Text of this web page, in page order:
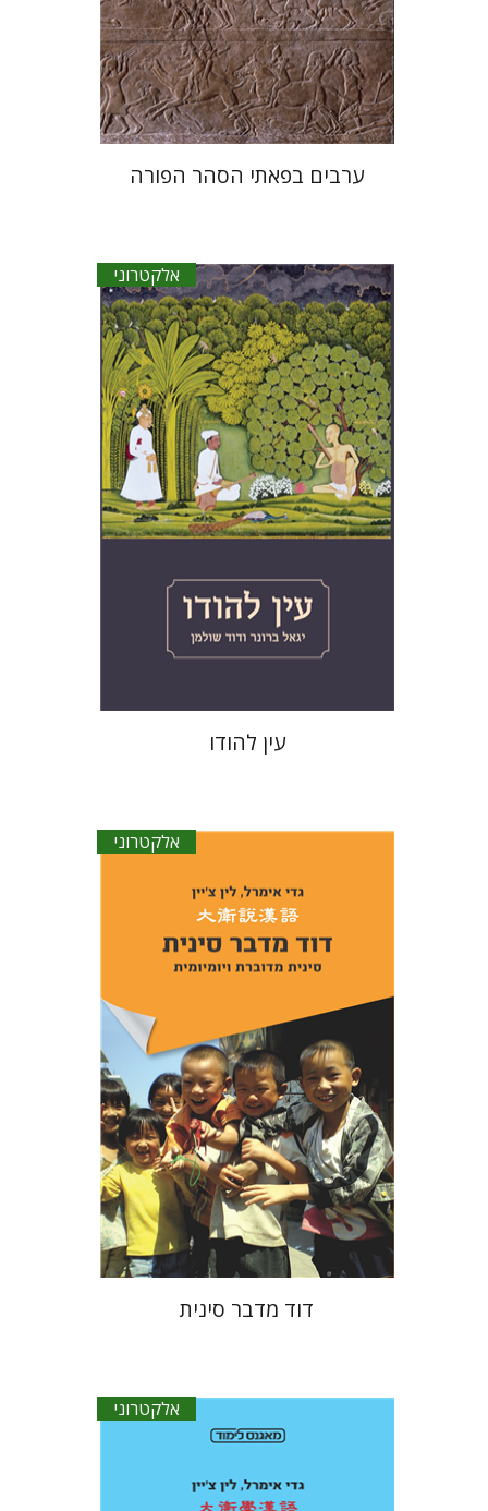
הנחת אתר ספר אלקטרוני
$27
ערבים בפאתי הסהר הפורה
אלקטרוני
יגאל ברונר דוד שולמן
הנחת אתר ספר אלקטרוני
$30
עין להודו
אלקטרוני
גדי אימרל לין צ`יין
הנחת אתר ספר אלקטרוני
$20
דוד מדבר סינית
אלקטרוני